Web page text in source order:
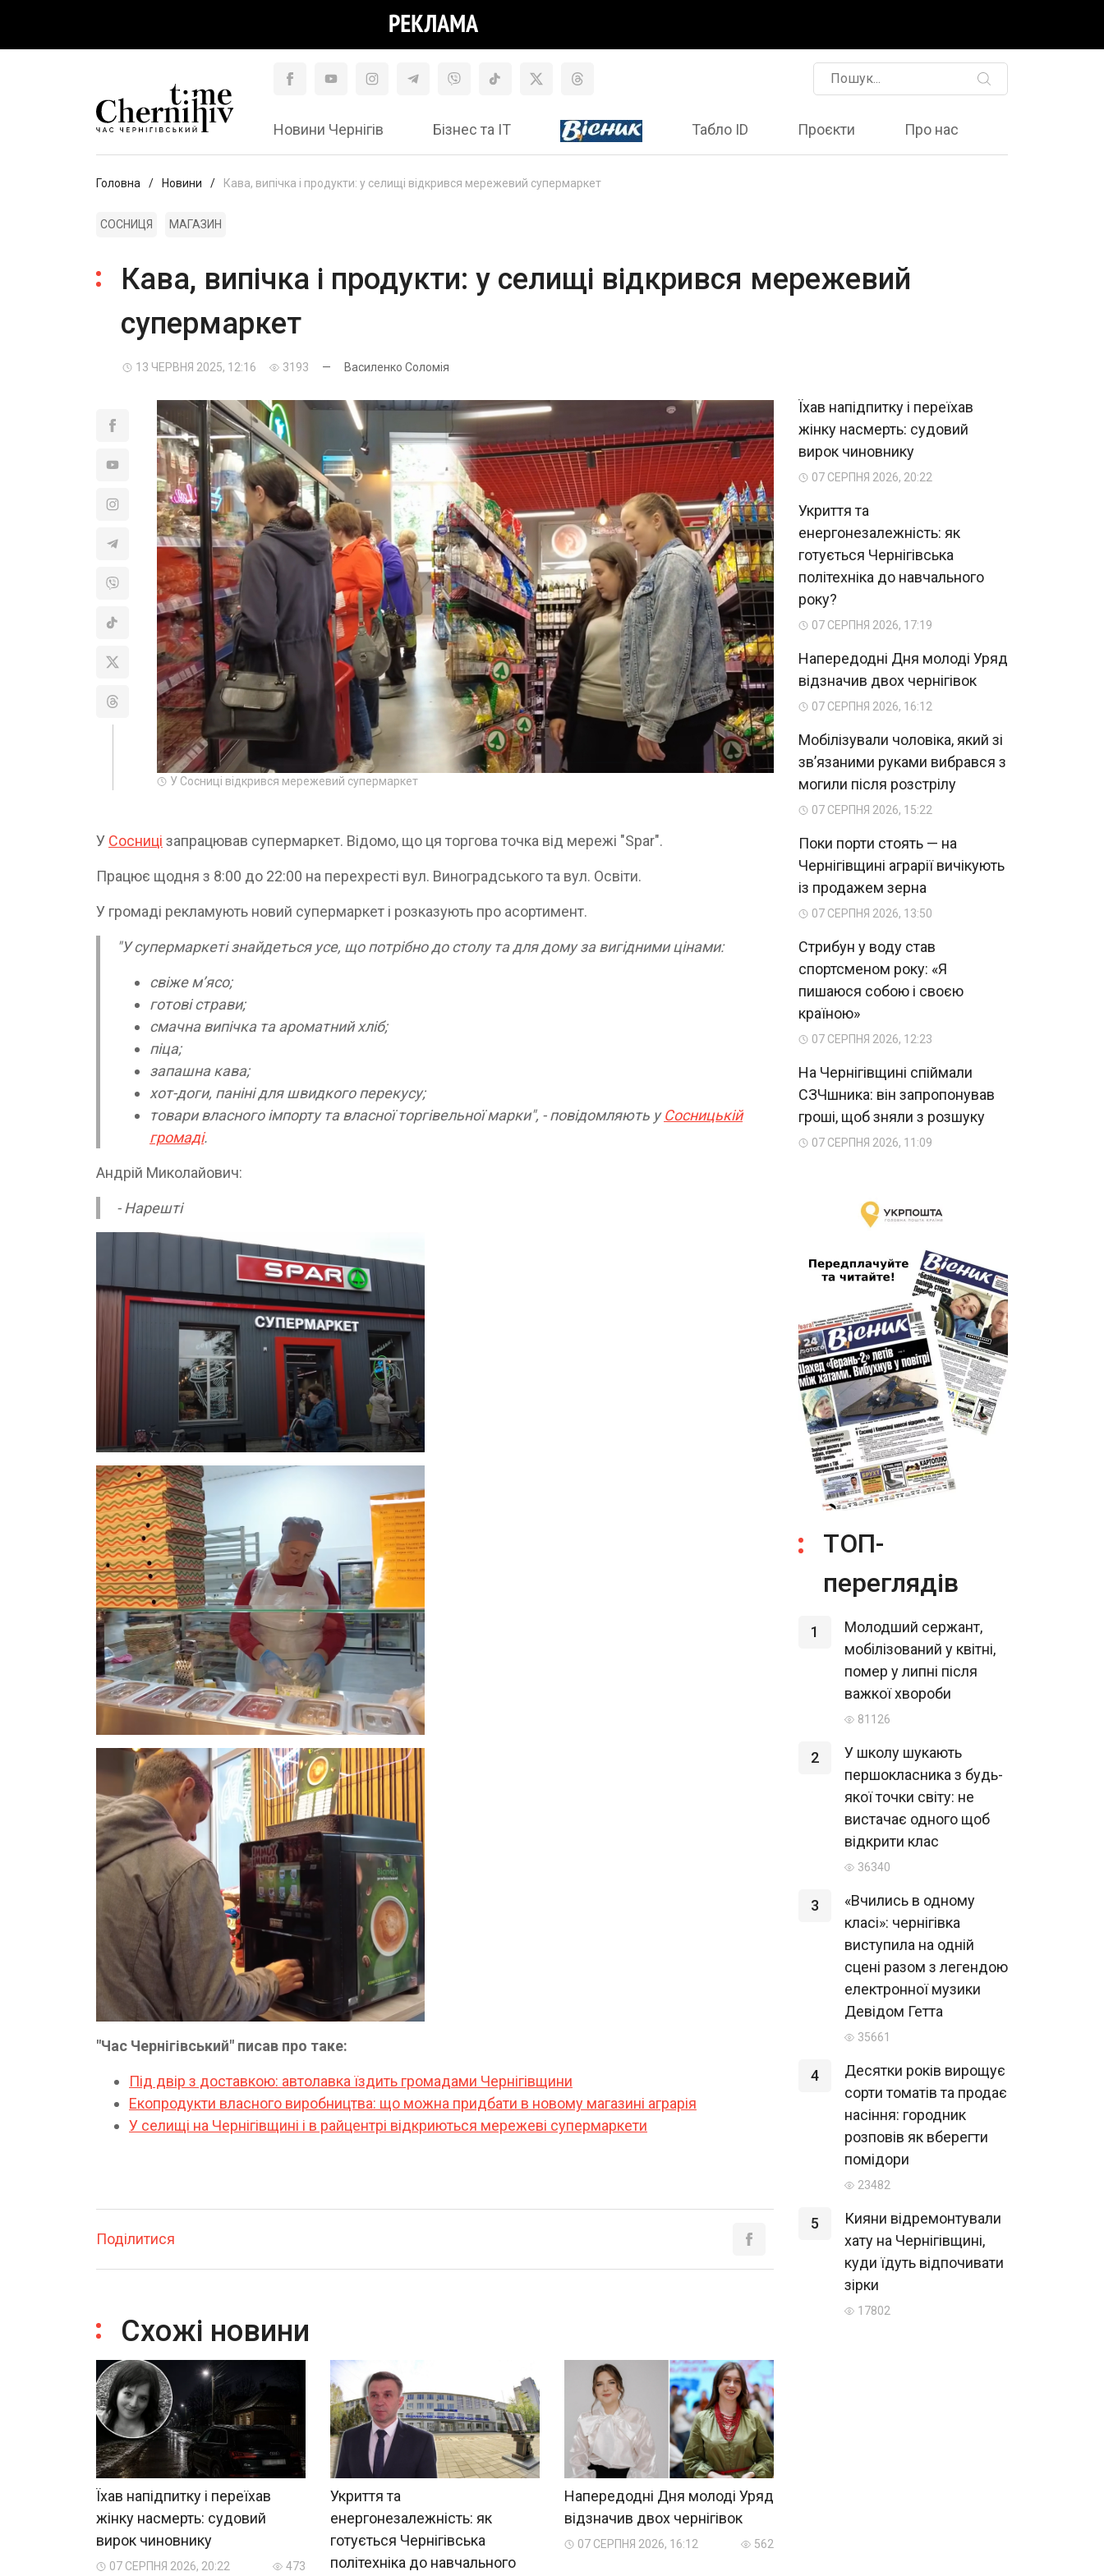
Новини Чернігів Бізнес та ІТ Табло ID Проєкти Про нас
Головна Новини Кава, випічка і продукти: у селищі відкрився мережевий супермаркет
СОСНИЦЯ МАГАЗИН
Кава, випічка і продукти: у селищі відкрився мережевий
супермаркет
13 ЧЕРВНЯ 2025, 12:16 3193 — Василенко Соломія
У Сосниці відкрився мережевий супермаркет
У Сосниці запрацював супермаркет. Відомо, що ця торгова точка від мережі "Spar".
Працює щодня з 8:00 до 22:00 на перехресті вул. Виноградського та вул. Освіти.
У громаді рекламують новий супермаркет і розказують про асортимент.
"У супермаркеті знайдеться усе, що потрібно до столу та для дому за вигідними цінами:
свіже м’ясо;
готові страви;
смачна випічка та ароматний хліб;
піца;
запашна кава;
хот-доги, паніні для швидкого перекусу;
товари власного імпорту та власної торгівельної марки", - повідомляють уСосницькій
громаді.
Андрій Миколайович:
- Нарешті
"Час Чернігівський" писав про таке:
Під двір з доставкою: автолавка їздить громадами Чернігівщини
Екопродукти власного виробництва: що можна придбати в новому магазині аграрія
У селищі на Чернігівщині і в райцентрі відкриються мережеві супермаркети
Поділитися
Схожі новини
Їхав напідпитку і переїхав
жінку насмерть: судовий
вирок чиновнику
07 СЕРПНЯ 2026, 20:22 473
Укриття та
енергонезалежність: як
готується Чернігівська
політехніка до навчального
Напередодні Дня молоді Уряд
відзначив двох чернігівок
07 СЕРПНЯ 2026, 16:12 562
Їхав напідпитку і переїхав
жінку насмерть: судовий
вирок чиновнику
07 СЕРПНЯ 2026, 20:22
Укриття та
енергонезалежність: як
готується Чернігівська
політехніка до навчального
року?
07 СЕРПНЯ 2026, 17:19
Напередодні Дня молоді Уряд
відзначив двох чернігівок
07 СЕРПНЯ 2026, 16:12
Мобілізували чоловіка, який зі
зв’язаними руками вибрався з
могили після розстрілу
07 СЕРПНЯ 2026, 15:22
Поки порти стоять — на
Чернігівщині аграрії вичікують
із продажем зерна
07 СЕРПНЯ 2026, 13:50
Стрибун у воду став
спортсменом року: «Я
пишаюся собою і своєю
країною»
07 СЕРПНЯ 2026, 12:23
На Чернігівщині спіймали
СЗЧшника: він запропонував
гроші, щоб зняли з розшуку
07 СЕРПНЯ 2026, 11:09
ТОП-
переглядів
1
Молодший сержант,
мобілізований у квітні,
помер у липні після
важкої хвороби
81126
2
У школу шукають
першокласника з будь-
якої точки світу: не
вистачає одного щоб
відкрити клас
36340
3
«Вчились в одному
класі»: чернігівка
виступила на одній
сцені разом з легендою
електронної музики
Девідом Гетта
35661
4
Десятки років вирощує
сорти томатів та продає
насіння: городник
розповів як вберегти
помідори
23482
5
Кияни відремонтували
хату на Чернігівщині,
куди їдуть відпочивати
зірки
17802